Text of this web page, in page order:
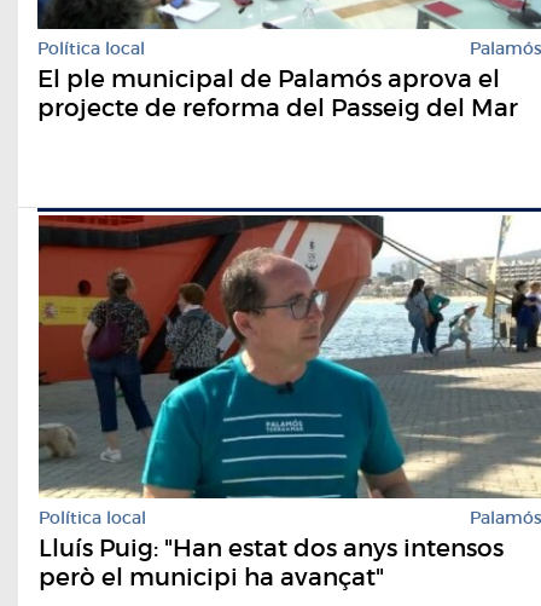
Política local Palamós
El ple municipal de Palamós aprova el
projecte de reforma del Passeig del Mar
Política local Palamós
Lluís Puig: "Han estat dos anys intensos
però el municipi ha avançat"